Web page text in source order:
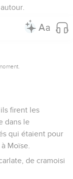
firent les
dans le
qui étaient pour
Moïse.
de cramoisi